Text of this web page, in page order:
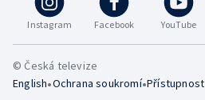
Instagram Facebook YouTube
© Česká televize
English•Ochrana soukromí•Přístupnost